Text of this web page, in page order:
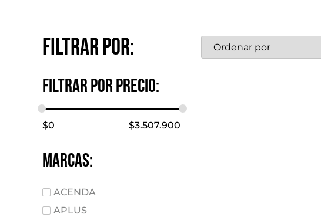
Filtrar por:
Filtrar por precio:
$0 $3.507.900
marcas:
ACENDA
APLUS